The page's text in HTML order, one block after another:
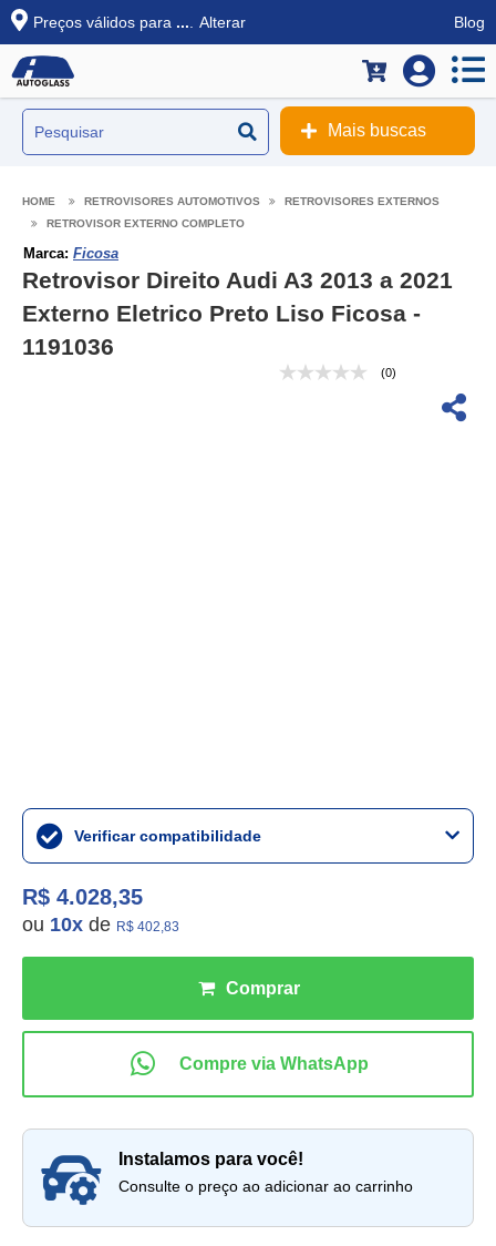
Preços válidos para ... Alterar Blog
Mais buscas
RETROVISORES AUTOMOTIVOS
RETROVISORES EXTERNOS
RETROVISOR EXTERNO COMPLETO
Marca: Ficosa
Retrovisor Direito Audi A3 2013 a 2021
Externo Eletrico Preto Liso Ficosa -
1191036
(0)
Verificar compatibilidade
R$ 4.028,35
ou 10x de R$ 402,83
instalamos para você!
Consulte o preço ao adicionar ao carrinho